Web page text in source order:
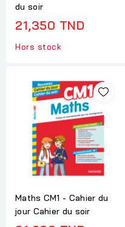
du soir
21,350 TND
Hors stock
Maths CM1 - Cahier du
jour Cahier du soir